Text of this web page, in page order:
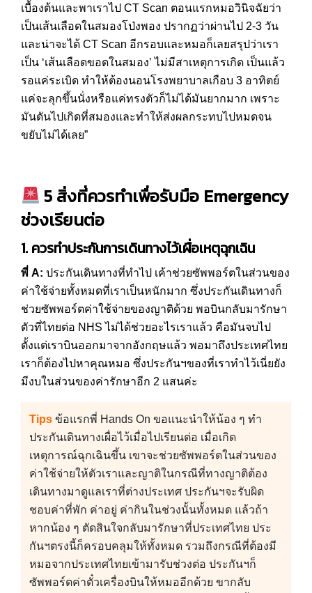
เบื้องต้นและพาเราไป CT Scan ตอนแรกหมอวินิจฉัยว่า
เป็นเส้นเลือดในสมองโป่งพอง ปรากฏว่าผ่านไป 2-3 วัน
และน่าจะได้ CT Scan อีกรอบและหมอก็เลยสรุปว่าเรา
เป็น ‘เส้นเลือดขอดในสมอง’ ไม่มีสาเหตุการเกิด เป็นแล้ว
รอแค่ระเบิด ทำให้ต้องนอนโรงพยาบาลเกือบ 3 อาทิตย์
แค่จะลุกขึ้นนั่งหรือแค่ทรงตัวก็ไม่ได้มันยากมาก เพราะ
มันดันไปเกิดที่สมองและทำให้ส่งผลกระทบไปหมดจน
ขยับไม่ได้เลย”
5 สิ่งที่ควรทำเพื่อรับมือ Emergency
ช่วงเรียนต่อ
1. ควรทำประกันการเดินทางไว้เผื่อเหตุฉุกเฉิน
พี่ A: ประกันเดินทางที่ทำไป เค้าช่วยซัพพอร์ตในส่วนของ
ค่าใช้จ่ายทั้งหมดที่เราเป็นหนักมาก ซึ่งประกันเดินทางก็
ช่วยซัพพอร์ตค่าใช้จ่ายของญาติด้วย พอบินกลับมารักษา
ตัวที่ไทยต่อ NHS ไม่ได้ช่วยอะไรเราแล้ว คือมันจบไป
ตั้งแต่เราบินออกมาจากอังกฤษแล้ว พอมาถึงประเทศไทย
เราก็ต้องไปหาคุณหมอ ซึ่งประกันฯของที่เราทำไว้เนี่ยยัง
มีงบในส่วนของค่ารักษาอีก 2 แสนค่ะ
Tips ข้อแรกพี่ Hands On ขอแนะนำให้น้อง ๆ ทำ
ประกันเดินทางเผื่อไว้เมื่อไปเรียนต่อ เมื่อเกิด
เหตุการณ์ฉุกเฉินขึ้น เขาจะช่วยซัพพอร์ตในส่วนของ
ค่าใช้จ่ายให้ตัวเราและญาติในกรณีที่ทางญาติต้อง
เดินทางมาดูแลเราที่ต่างประเทศ ประกันฯจะรับผิด
ชอบค่าที่พัก ค่าอยู่ ค่ากินในช่วงนั้นทั้งหมด แล้วถ้า
หากน้อง ๆ ตัดสินใจกลับมารักษาที่ประเทศไทย ประ
กันฯตรงนี้ก็ครอบคลุมให้ทั้งหมด รวมถึงกรณีที่ต้องมี
หมอจากประเทศไทยเข้ามารับช่วงต่อ ประกันฯก็
ซัพพอร์ตค่าตั๋วเครื่องบินให้หมออีกด้วย ขากลับ